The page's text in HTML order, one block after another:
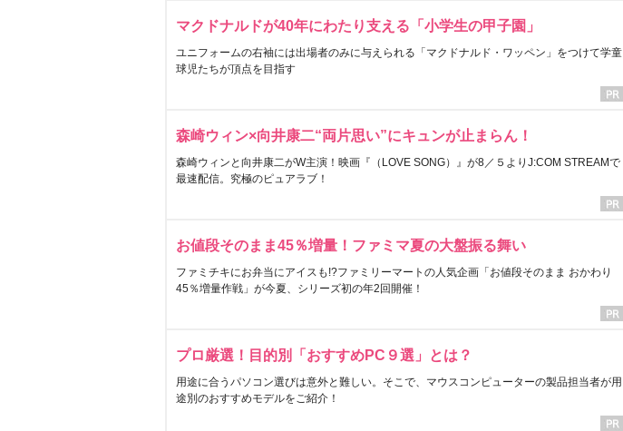
マクドナルドが40年にわたり支える「小学生の甲子園」
ユニフォームの右袖には出場者のみに与えられる「マクドナルド・ワッペン」をつけて学童
球児たちが頂点を目指す
森崎ウィン×向井康二“両片思い”にキュンが止まらん！
森崎ウィンと向井康二がW主演！映画『（LOVE SONG）』が8／５よりJ:COM STREAMで
最速配信。究極のピュアラブ！
お値段そのまま45％増量！ファミマ夏の大盤振る舞い
ファミチキにお弁当にアイスも!?ファミリーマートの人気企画「お値段そのまま おかわり
45％増量作戦」が今夏、シリーズ初の年2回開催！
プロ厳選！目的別「おすすめPC９選」とは？
用途に合うパソコン選びは意外と難しい。そこで、マウスコンピューターの製品担当者が用
途別のおすすめモデルをご紹介！